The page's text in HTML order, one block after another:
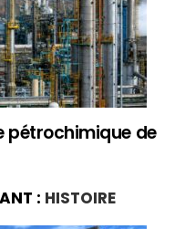
pétrochimique de
: HISTOIRE